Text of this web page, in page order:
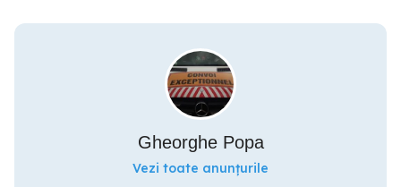
Gheorghe Popa
Vezi toate anunțurile